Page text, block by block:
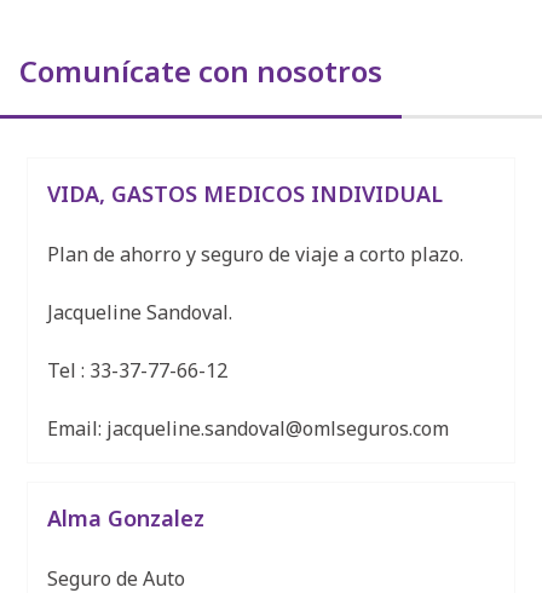
Comunícate con nosotros
VIDA, GASTOS MEDICOS INDIVIDUAL
Plan de ahorro y seguro de viaje a corto plazo.
Jacqueline Sandoval.
Tel : 33-37-77-66-12
Email: jacqueline.sandoval@omlseguros.com
Alma Gonzalez
Seguro de Auto